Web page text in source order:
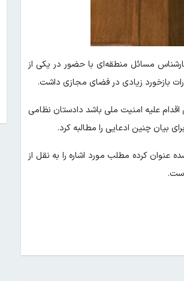
مسائل منطقه‌ای با حضور در یکی از
بازخورد زیادی در فضای مجازی داشت.
علیه امنیت ملی باشد دادستان نظامی
بیان چنین ادعایی را مطالبه کرد.
کرده مطلب مورد اشاره را به نقل از